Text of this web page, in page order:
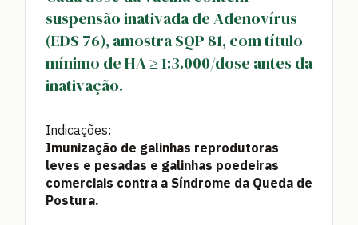
suspensão inativada de Adenovírus
(EDS 76), amostra SQP 81, com título
mínimo de HA ≥ 1:3.000/dose antes da
inativação.
Indicações:
Imunização de galinhas reprodutoras
leves e pesadas e galinhas poedeiras
comerciais contra a Síndrome da Queda de
Postura.